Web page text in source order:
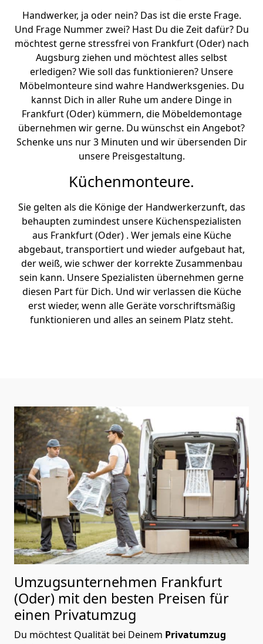
Handwerker, ja oder nein? Das ist die erste Frage.
Und Frage Nummer zwei? Hast Du die Zeit dafür? Du
möchtest gerne stressfrei von Frankfurt (Oder) nach
Augsburg ziehen und möchtest alles selbst
erledigen? Wie soll das funktionieren? Unsere
Möbelmonteure sind wahre Handwerksgenies. Du
kannst Dich in aller Ruhe um andere Dinge in
Frankfurt (Oder) kümmern, die Möbeldemontage
übernehmen wir gerne. Du wünschst ein Angebot?
Schenke uns nur 3 Minuten und wir übersenden Dir
unsere Preisgestaltung.
Küchenmonteure.
Sie gelten als die Könige der Handwerkerzunft, das
behaupten zumindest unsere Küchenspezialisten
aus Frankfurt (Oder) . Wer jemals eine Küche
abgebaut, transportiert und wieder aufgebaut hat,
der weiß, wie schwer der korrekte Zusammenbau
sein kann. Unsere Spezialisten übernehmen gerne
diesen Part für Dich. Und wir verlassen die Küche
erst wieder, wenn alle Geräte vorschriftsmäßig
funktionieren und alles an seinem Platz steht.
Umzugsunternehmen Frankfurt
(Oder) mit den besten Preisen für
einen Privatumzug
Du möchtest Qualität bei Deinem Privatumzug